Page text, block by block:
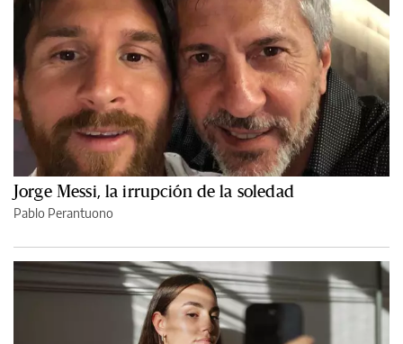
Jorge Messi, la irrupción de la soledad
Pablo Perantuono